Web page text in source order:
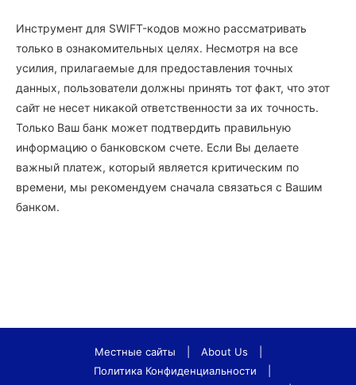
Инструмент для SWIFT-кодов можно рассматривать
только в ознакомительных целях. Несмотря на все
усилия, прилагаемые для предоставления точных
данных, пользователи должны принять тот факт, что этот
сайт не несет никакой ответственности за их точность.
Только Ваш банк может подтвердить правильную
информацию о банковском счете. Если Вы делаете
важный платеж, который является критическим по
времени, мы рекомендуем сначала связаться с Вашим
банком.
Местные сайты About Us
Политика Конфиденциальности